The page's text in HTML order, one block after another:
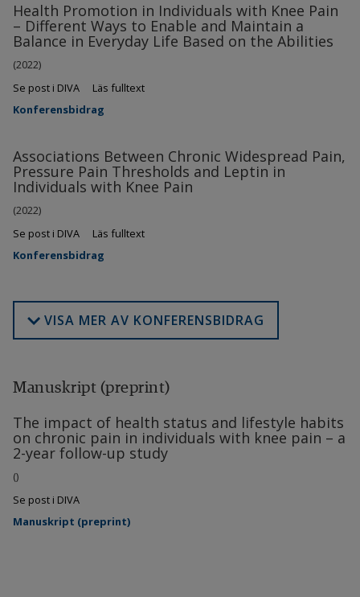
Health Promotion in Individuals with Knee Pain
– Different Ways to Enable and Maintain a
Balance in Everyday Life Based on the Abilities
(2022)
Se post i DIVA
Läs fulltext
Konferensbidrag
Associations Between Chronic Widespread Pain,
Pressure Pain Thresholds and Leptin in
Individuals with Knee Pain
(2022)
Se post i DIVA
Läs fulltext
Konferensbidrag
VISA MER AV KONFERENSBIDRAG
Manuskript (preprint)
The impact of health status and lifestyle habits
on chronic pain in individuals with knee pain – a
2-year follow-up study
()
Se post i DIVA
Manuskript (preprint)